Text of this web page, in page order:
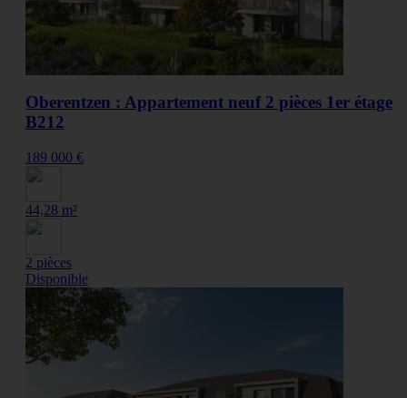
Oberentzen : Appartement neuf 2 pièces 1er étage
B212
189 000 €
44,28 m²
2 pièces
Disponible